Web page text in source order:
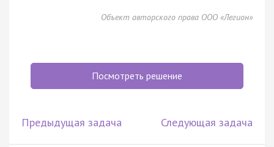
Объект авторского права ООО «Легион»
Посмотреть решение
Предыдущая задача Следующая задача